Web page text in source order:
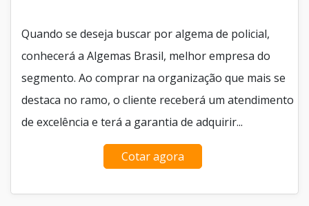
Quando se deseja buscar por algema de policial,
conhecerá a Algemas Brasil, melhor empresa do
segmento. Ao comprar na organização que mais se
destaca no ramo, o cliente receberá um atendimento
de excelência e terá a garantia de adquirir...
Cotar agora